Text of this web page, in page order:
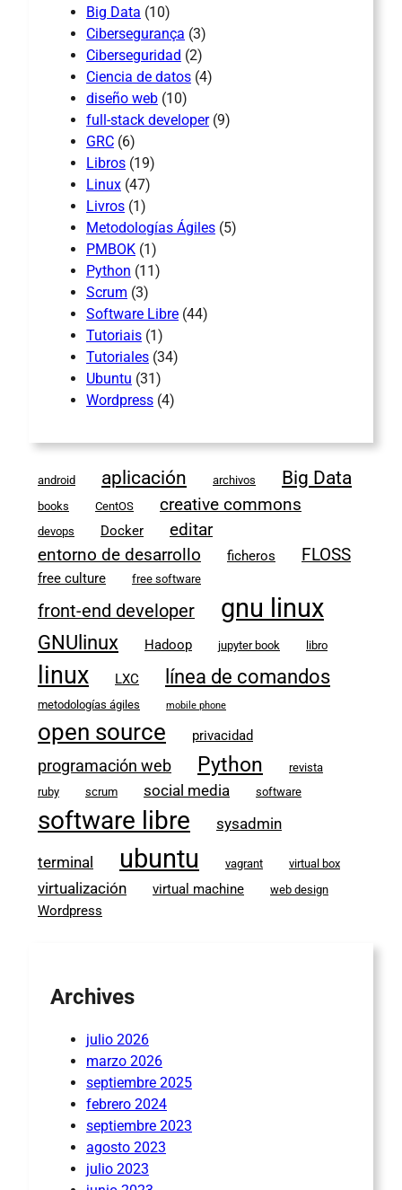
Big Data (10)
Cibersegurança (3)
Ciberseguridad (2)
Ciencia de datos (4)
diseño web (10)
full-stack developer(9)
GRC (6)
Libros (19)
Linux (47)
Livros (1)
Metodologías Ágiles (5)
PMBOK (1)
Python (11)
Scrum (3)
Software Libre (44)
Tutoriais (1)
Tutoriales (34)
Ubuntu (31)
Wordpress (4)
android aplicación archivos Big Data
books CentOS creative commons
devops Docker
editar
entorno de desarrollo
ficheros FLOSS
free culture free software
front-end developer gnu linux
GNUlinux Hadoop jupyter book libro
linux LXC línea de comandos
metodologías ágiles mobile phone
open source privacidad
programación web Python
revista
ruby
scrum social media software
software libre sysadmin
terminal ubuntu vagrant virtual box
virtualización virtual machine web design
Wordpress
Archives
julio 2026
marzo 2026
septiembre 2025
febrero 2024
septiembre 2023
agosto 2023
julio 2023